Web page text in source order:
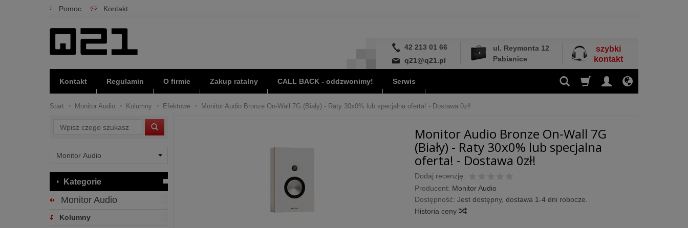
Pomoc Kontakt
42 213 01 66
q21@q21.pl
ul. Reymonta 12
Pabianice
szybki
kontakt
Kontakt Regulamin O firmie Zakup ratalny CALL BACK - oddzwonimy! Serwis
Start Monitor Audio Kolumny Efektowe Monitor Audio Bronze On-Wall 7G (Biały) - Raty 30x0% lub specjalna oferta! - Dostawa 0zł!
Monitor Audio Bronze On-Wall 7G
(Biały) - Raty 30x0% lub specjalna
oferta! - Dostawa 0zł!
Dodaj recenzję:
Producent: Monitor Audio
Dostępność: Jest dostępny, dostawa 1-4 dni robocze.
Historia ceny
Wyszukaj
Kategorie
Monitor Audio
Kolumny